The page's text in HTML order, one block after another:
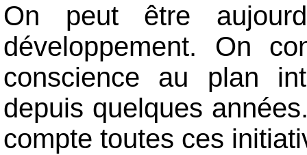
On peut être
développement. On
conscience au plan
depuis quelques
compte toutes ces